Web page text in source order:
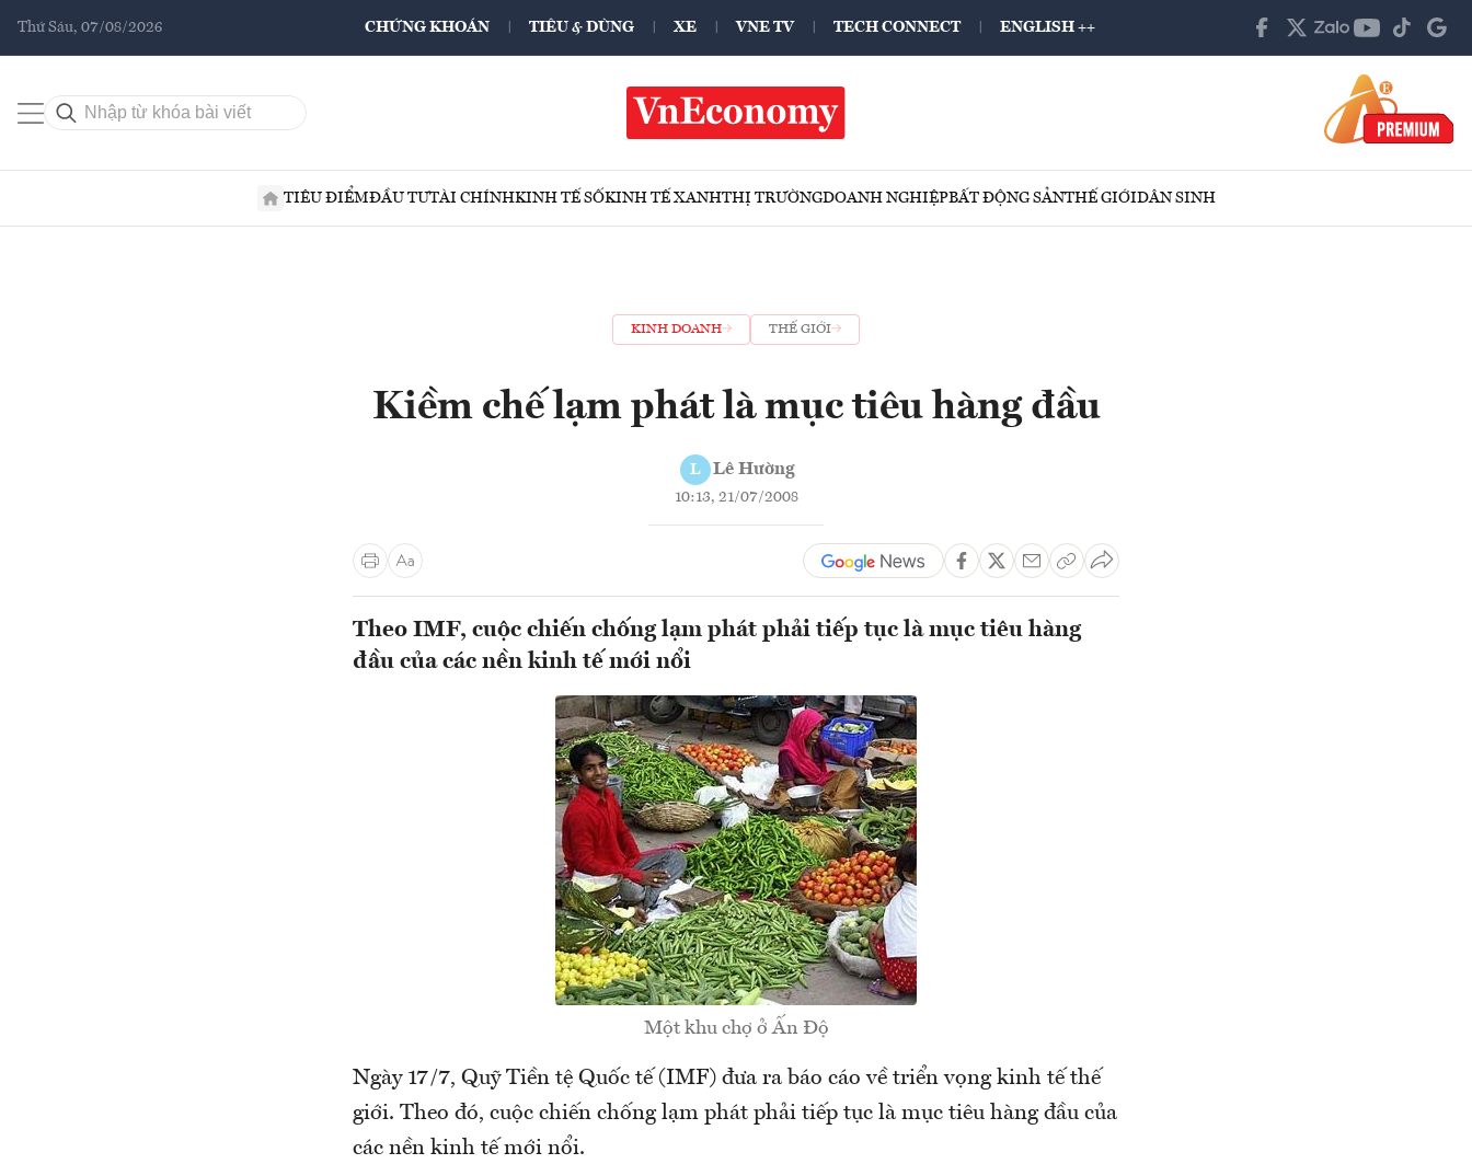
Thứ Sáu, 07/08/2026 CHỨNG KHOÁN TIÊU & DÙNG XE VNE TV TECH CONNECT ENGLISH ++
TIÊU ĐIỂMĐẦU TƯTÀI CHÍNHKINH TẾ SỐKINH TẾ XANHTHỊ TRƯỜNGDOANH NGHIỆPBẤT ĐỘNG SẢNTHẾ GIỚIDÂN SINH
KINH DOANH THẾ GIỚI
Kiềm chế lạm phát là mục tiêu hàng đầu
L Lê Hường
10:13, 21/07/2008
Theo IMF, cuộc chiến chống lạm phát phải tiếp tục là mục tiêu hàng
đầu của các nền kinh tế mới nổi
Một khu chợ ở Ấn Độ
Ngày 17/7, Quỹ Tiền tệ Quốc tế (IMF) đưa ra báo cáo về triển vọng kinh tế thế
giới. Theo đó, cuộc chiến chống lạm phát phải tiếp tục là mục tiêu hàng đầu của
các nền kinh tế mới nổi.